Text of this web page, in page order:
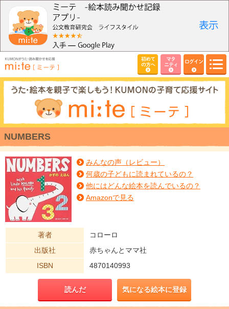
初めて
の方へ
マタ
ニティ
ログイン
NUMBERS
みんなの声（レビュー）
何歳の子どもに読まれているの？
他にはどんな絵本を読んでいるの？
Amazonで見る
著者
コローロ
出版社
赤ちゃんとママ社
ISBN
4870140993
読んだ 気になる絵本に登録